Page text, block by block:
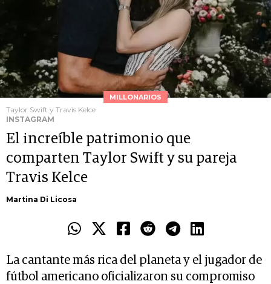
MILLONARIOS
Taylor Swift y Travis Kelce
INSTAGRAM
El increíble patrimonio que
comparten Taylor Swift y su pareja
Travis Kelce
Martina Di Licosa
La cantante más rica del planeta y el jugador de
fútbol americano oficializaron su compromiso